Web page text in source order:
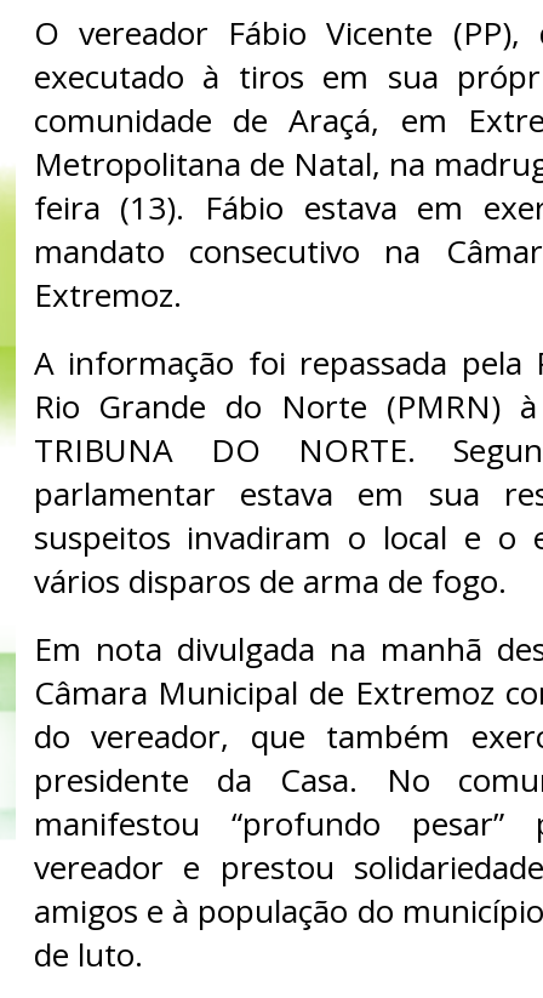
O vereador Fábio Vicente
executado à tiros em sua
comunidade de Araçá, em
Metropolitana de Natal, na
feira (13). Fábio estava em
mandato consecutivo na
Extremoz.
A informação foi repassada pela
Rio Grande do Norte (PMRN)
TRIBUNA DO NORTE.
parlamentar estava em sua
suspeitos invadiram o local e o
vários disparos de arma de fogo.
Em nota divulgada na manhã
Câmara Municipal de Extremoz
do vereador, que também
presidente da Casa. No
manifestou “profundo
vereador e prestou
amigos e à população do
de luto.